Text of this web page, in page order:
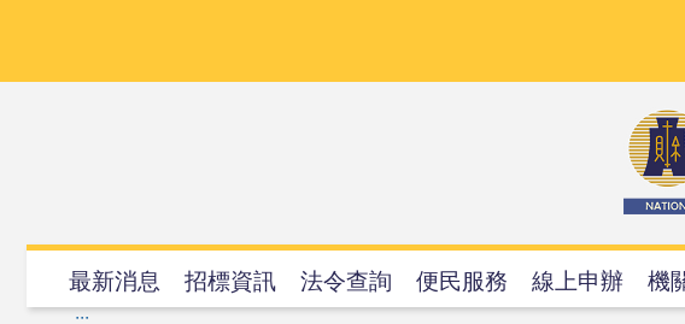
要
最新消息 招標資訊 法令查詢 便民服務 線上申辦 機